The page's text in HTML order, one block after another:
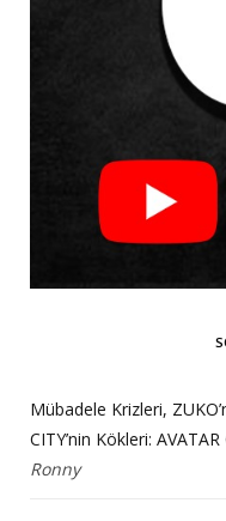
Mübadele Krizleri,
CITY’nin Kökleri:
Ronny